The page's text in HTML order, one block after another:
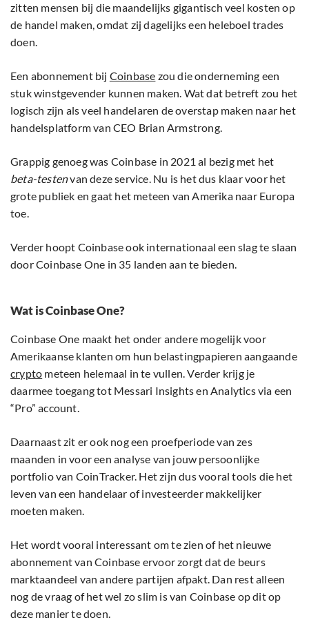
zitten mensen bij die maandelijks gigantisch veel kosten op
de handel maken, omdat zij dagelijks een heleboel trades
doen.
Een abonnement bij Coinbase zou die onderneming een
stuk winstgevender kunnen maken. Wat dat betreft zou het
logisch zijn als veel handelaren de overstap maken naar het
handelsplatform van CEO Brian Armstrong.
Grappig genoeg was Coinbase in 2021 al bezig met het
beta-testenvan deze service. Nu is het dus klaar voor het
grote publiek en gaat het meteen van Amerika naar Europa
toe.
Verder hoopt Coinbase ook internationaal een slag te slaan
door Coinbase One in 35 landen aan te bieden.
Wat is Coinbase One?
Coinbase One maakt het onder andere mogelijk voor
Amerikaanse klanten om hun belastingpapieren aangaande
crypto meteen helemaal in te vullen. Verder krijg je
daarmee toegang tot Messari Insights en Analytics via een
“Pro” account.
Daarnaast zit er ook nog een proefperiode van zes
maanden in voor een analyse van jouw persoonlijke
portfolio van CoinTracker. Het zijn dus vooral tools die het
leven van een handelaar of investeerder makkelijker
moeten maken.
Het wordt vooral interessant om te zien of het nieuwe
abonnement van Coinbase ervoor zorgt dat de beurs
marktaandeel van andere partijen afpakt. Dan rest alleen
nog de vraag of het wel zo slim is van Coinbase op dit op
deze manier te doen.